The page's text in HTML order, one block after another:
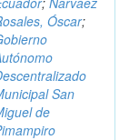
Óscar;
San
de